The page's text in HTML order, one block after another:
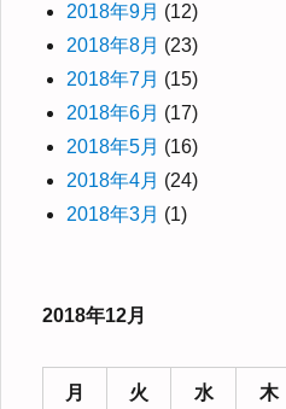
2018年9月 (12)
2018年8月 (23)
2018年7月 (15)
2018年6月 (17)
2018年5月 (16)
2018年4月 (24)
2018年3月 (1)
2018年12月
月 火 水 木